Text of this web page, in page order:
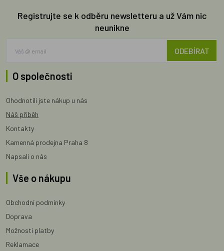
Registrujte se k odběru newsletteru a už Vám nic
neunikne
ODEBÍRAT
O společnosti
Ohodnotili jste nákup u nás
Náš příběh
Kontakty
Kamenná prodejna Praha 8
Napsali o nás
Vše o nákupu
Obchodní podmínky
Doprava
Možnosti platby
Reklamace